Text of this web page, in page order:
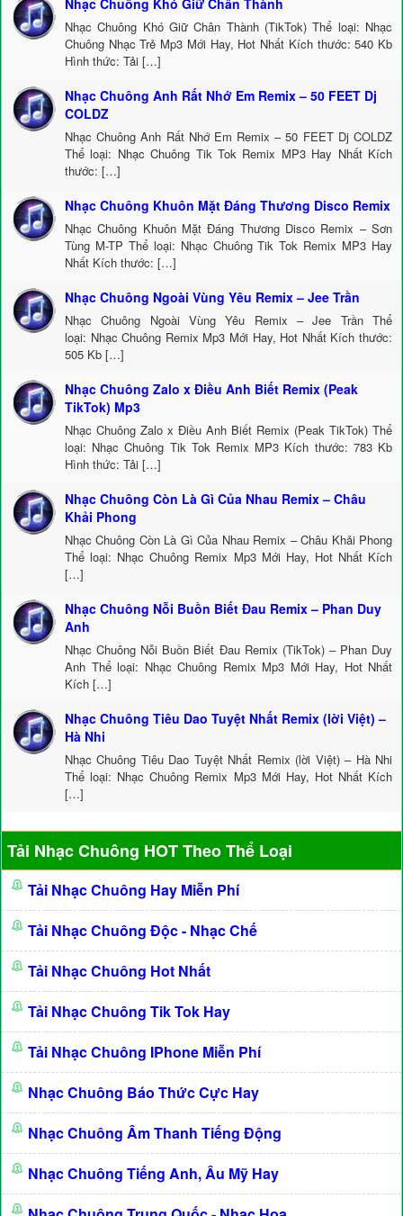
Nhạc Chuông Khó Giữ Chân Thành
Nhạc Chuông Khó Giữ Chân Thành (TikTok) Thể loại: Nhạc
Chuông Nhạc Trẻ Mp3 Mới Hay, Hot Nhất Kích thước: 540 Kb
Hình thức: Tải […]
Nhạc Chuông Anh Rất Nhớ Em Remix – 50 FEET Dj
COLDZ
Nhạc Chuông Anh Rất Nhớ Em Remix – 50 FEET Dj COLDZ
Thể loại: Nhạc Chuông Tik Tok Remix MP3 Hay Nhất Kích
thước: […]
Nhạc Chuông Khuôn Mặt Đáng Thương Disco Remix
Nhạc Chuông Khuôn Mặt Đáng Thương Disco Remix – Sơn
Tùng M-TP Thể loại: Nhạc Chuông Tik Tok Remix MP3 Hay
Nhất Kích thước: […]
Nhạc Chuông Ngoài Vùng Yêu Remix – Jee Trần
Nhạc Chuông Ngoài Vùng Yêu Remix – Jee Trần Thể
loại: Nhạc Chuông Remix Mp3 Mới Hay, Hot Nhất Kích thước:
505 Kb […]
Nhạc Chuông Zalo x Điều Anh Biết Remix (Peak
TikTok) Mp3
Nhạc Chuông Zalo x Điều Anh Biết Remix (Peak TikTok) Thể
loại: Nhạc Chuông Tik Tok Remix MP3 Kích thước: 783 Kb
Hình thức: Tải […]
Nhạc Chuông Còn Là Gì Của Nhau Remix – Châu
Khải Phong
Nhạc Chuông Còn Là Gì Của Nhau Remix – Châu Khải Phong
Thể loại: Nhạc Chuông Remix Mp3 Mới Hay, Hot Nhất Kích
[…]
Nhạc Chuông Nỗi Buồn Biết Đau Remix – Phan Duy
Anh
Nhạc Chuông Nỗi Buồn Biết Đau Remix (TikTok) – Phan Duy
Anh Thể loại: Nhạc Chuông Remix Mp3 Mới Hay, Hot Nhất
Kích […]
Nhạc Chuông Tiêu Dao Tuyệt Nhất Remix (lời Việt) –
Hà Nhi
Nhạc Chuông Tiêu Dao Tuyệt Nhất Remix (lời Việt) – Hà Nhi
Thể loại: Nhạc Chuông Remix Mp3 Mới Hay, Hot Nhất Kích
[…]
Tải Nhạc Chuông HOT Theo Thể Loại
Tải Nhạc Chuông Hay Miễn Phí
Tải Nhạc Chuông Độc - Nhạc Chế
Tải Nhạc Chuông Hot Nhất
Tải Nhạc Chuông Tik Tok Hay
Tải Nhạc Chuông IPhone Miễn Phí
Nhạc Chuông Báo Thức Cực Hay
Nhạc Chuông Âm Thanh Tiếng Động
Nhạc Chuông Tiếng Anh, Âu Mỹ Hay